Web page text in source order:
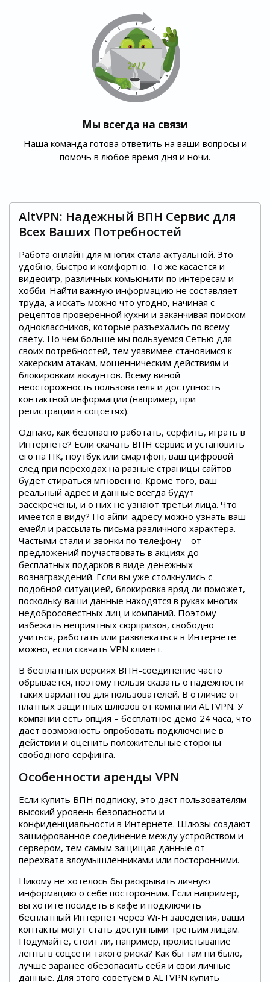
Мы всегда на связи
Наша команда готова ответить на ваши вопросы и
помочь в любое время дня и ночи.
AltVPN: Надежный ВПН Сервис для
Всех Ваших Потребностей
Работа онлайн для многих стала актуальной. Это
удобно, быстро и комфортно. То же касается и
видеоигр, различных комьюнити по интересам и
хобби. Найти важную информацию не составляет
труда, а искать можно что угодно, начиная с
рецептов проверенной кухни и заканчивая поиском
одноклассников, которые разъехались по всему
свету. Но чем больше мы пользуемся Сетью для
своих потребностей, тем уязвимее становимся к
хакерским атакам, мошенническим действиям и
блокировкам аккаунтов. Всему виной
неосторожность пользователя и доступность
контактной информации (например, при
регистрации в соцсетях).
Однако, как безопасно работать, серфить, играть в
Интернете? Если скачать ВПН сервис и установить
его на ПК, ноутбук или смартфон, ваш цифровой
след при переходах на разные страницы сайтов
будет стираться мгновенно. Кроме того, ваш
реальный адрес и данные всегда будут
засекречены, и о них не узнают третьи лица. Что
имеется в виду? По айпи-адресу можно узнать ваш
емейл и рассылать письма различного характера.
Частыми стали и звонки по телефону – от
предложений поучаствовать в акциях до
бесплатных подарков в виде денежных
вознаграждений. Если вы уже столкнулись с
подобной ситуацией, блокировка вряд ли поможет,
поскольку ваши данные находятся в руках многих
недобросовестных лиц и компаний. Поэтому
избежать неприятных сюрпризов, свободно
учиться, работать или развлекаться в Интернете
можно, если скачать VPN клиент.
В бесплатных версиях ВПН-соединение часто
обрывается, поэтому нельзя сказать о надежности
таких вариантов для пользователей. В отличие от
платных защитных шлюзов от компании ALTVPN. У
компании есть опция – бесплатное демо 24 часа, что
дает возможность опробовать подключение в
действии и оценить положительные стороны
свободного серфинга.
Особенности аренды VPN
Если купить ВПН подписку, это даст пользователям
высокий уровень безопасности и
конфиденциальности в Интернете. Шлюзы создают
зашифрованное соединение между устройством и
сервером, тем самым защищая данные от
перехвата злоумышленниками или посторонними.
Никому не хотелось бы раскрывать личную
информацию о себе посторонним. Если например,
вы хотите посидеть в кафе и подключить
бесплатный Интернет через Wi-Fi заведения, ваши
контакты могут стать доступными третьим лицам.
Подумайте, стоит ли, например, пролистывание
ленты в соцсети такого риска? Как бы там ни было,
лучше заранее обезопасить себя и свои личные
данные. Для этого советуем в ALTVPN купить